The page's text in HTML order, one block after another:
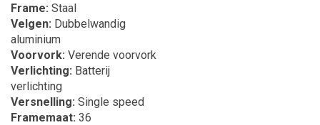
Frame Staal
Velgen Dubbelwandig
aluminium
Voorvork Verende voorvork
Verlichting Batterij
verlichting
Versnelling Single speed
Framemaat 36